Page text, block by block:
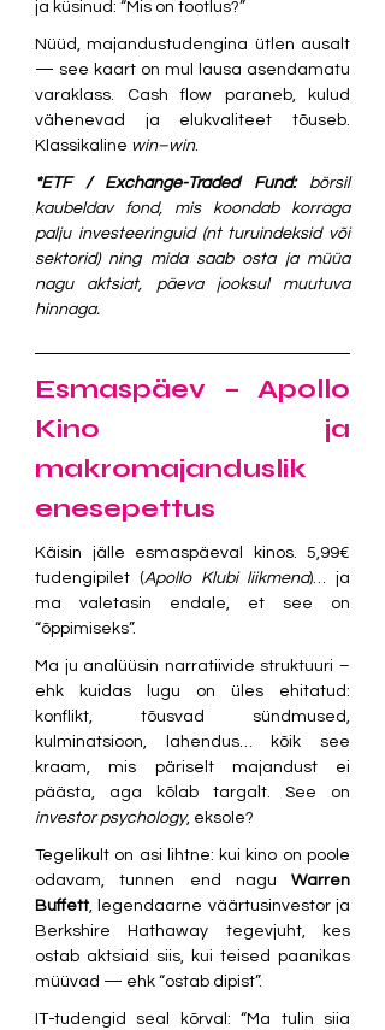
ja küsinud: “Mis on tootlus?”
Nüüd, majandustudengina ütlen ausalt
— see kaart on mul lausa asendamatu
varaklass. Cash flow paraneb, kulud
vähenevad ja elukvaliteet tõuseb.
Klassikaline win–win.
*ETF / Exchange-Traded Fund: börsil
kaubeldav fond, mis koondab korraga
palju investeeringuid (nt turuindeksid või
sektorid) ning mida saab osta ja müüa
nagu aktsiat, päeva jooksul muutuva
hinnaga.
Esmaspäev – Apollo
Kino ja
makromajanduslik
enesepettus
Käisin jälle esmaspäeval kinos. 5,99€
tudengipilet (Apollo Klubi liikmena)… ja
ma valetasin endale, et see on
“õppimiseks”.
Ma ju analüüsin narratiivide struktuuri –
ehk kuidas lugu on üles ehitatud:
konflikt, tõusvad sündmused,
kulminatsioon, lahendus… kõik see
kraam, mis päriselt majandust ei
investor psychology, eksole?
Tegelikult on asi lihtne: kui kino on poole
odavam, tunnen end nagu Warren
Buffett, legendaarne väärtusinvestor ja
Berkshire Hathaway tegevjuht, kes
ostab aktsiaid siis, kui teised paanikas
müüvad — ehk “ostab dipist”.
IT-tudengid seal kõrval: “Ma tulin siia